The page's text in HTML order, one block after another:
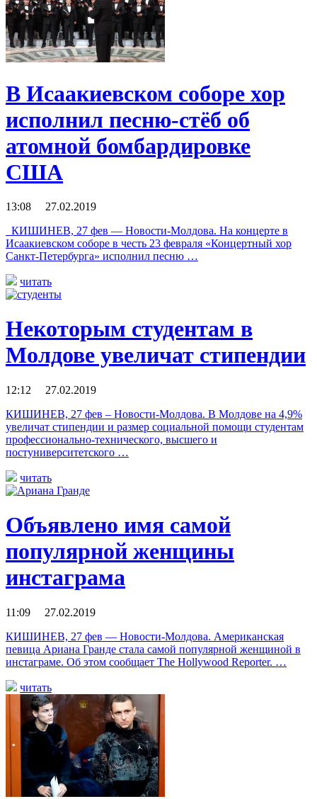
В Исаакиевском соборе хор
исполнил песню-стёб об
атомной бомбардировке
США
13:08 27.02.2019
КИШИНЕВ, 27 фев — Новости-Молдова. На концерте в
Исаакиевском соборе в честь 23 февраля «Концертный хор
Санкт-Петербурга» исполнил песню …
читать
Некоторым студентам в
Молдове увеличат стипендии
12:12 27.02.2019
КИШИНЕВ, 27 фев – Новости-Молдова. В Молдове на 4,9%
увеличат стипендии и размер социальной помощи студентам
профессионально-технического, высшего и
постуниверситетского …
читать
Объявлено имя самой
популярной женщины
инстаграма
11:09 27.02.2019
КИШИНЕВ, 27 фев — Новости-Молдова. Американская
певица Ариана Гранде стала самой популярной женщиной в
инстаграме. Об этом сообщает The Hollywood Reporter. …
читать